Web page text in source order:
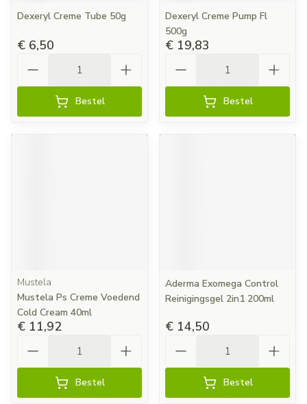
Dexeryl Creme Tube 50g
€ 6,50
Bestel
Dexeryl Creme Pump Fl
500g
€ 19,83
Bestel
Mustela
Mustela Ps Creme Voedend
Cold Cream 40ml
€ 11,92
Bestel
Aderma Exomega Control
Reinigingsgel 2in1 200ml
€ 14,50
Bestel